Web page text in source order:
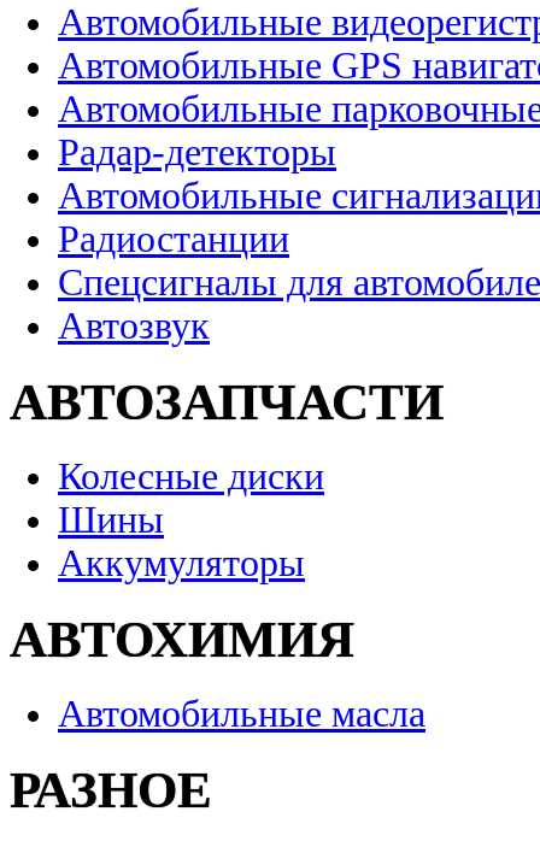
Автомобильные
Автомобильные GPS
Автомобильные
Радар-детекторы
Автомобильные
Радиостанции
Спецсигналы для
Автозвук
АВТОЗАПЧАСТИ
Колесные диски
Шины
Аккумуляторы
АВТОХИМИЯ
Автомобильные масла
РАЗНОЕ